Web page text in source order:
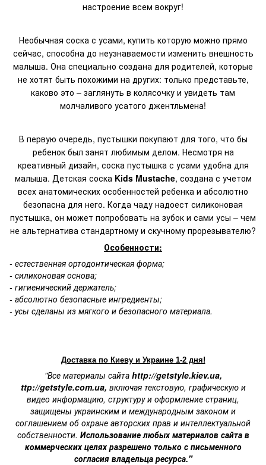
настроение всем вокруг!
Необычная соска с усами, купить которую можно прямо
сейчас, способна до неузнаваемости изменить внешность
малыша. Она специально создана для родителей, которые
не хотят быть похожими на других: только представьте,
каково это – заглянуть в колясочку и увидеть там
молчаливого усатого джентльмена!
В первую очередь, пустышки покупают для того, что бы
ребенок был занят любимым делом. Несмотря на
креативный дизайн, соска пустышка с усами удобна для
малыша. Детская соска Kids Mustache, создана с учетом
всех анатомических особенностей ребенка и абсолютно
безопасна для него. Когда чаду надоест силиконовая
пустышка, он может попробовать на зубок и сами усы – чем
не альтернатива стандартному и скучному прорезывателю?
Особенности:
- естественная ортодонтическая форма;
- силиконовая основа;
- гигиенический держатель;
- абсолютно безопасные ингредиенты;
- усы сделаны из мягкого и безопасного материала.
Доставка по Киеву и Украине 1-2 дня!
"Все материалы сайта http://getstyle.kiev.ua,
ttp://getstyle.com.ua, включая текстовую, графическую и
видео информацию, структуру и оформление страниц,
защищены украинским и международным законом и
соглашением об охране авторских прав и интеллектуальной
собственности. Использование любых материалов сайта в
коммерческих целях разрешено только с письменного
согласия владельца ресурса."